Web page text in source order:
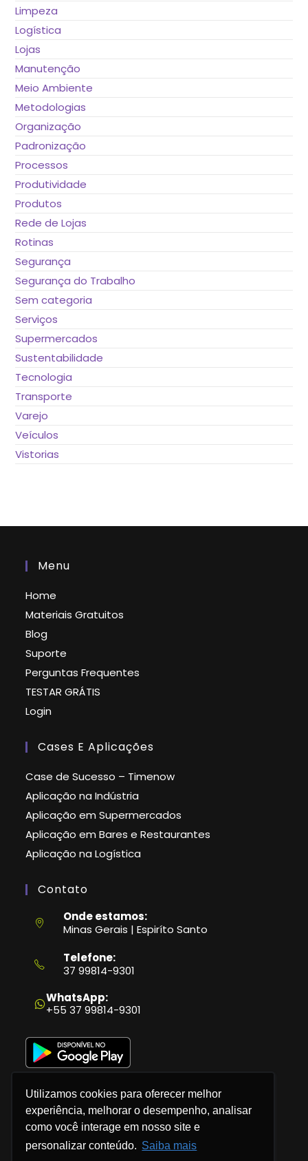
Utilizamos cookies para oferecer melhor
experiência, melhorar o desempenho, analisar
como você interage em nosso site e
personalizar conteúdo. Saiba mais
Limpeza
Logística
Lojas
Manutenção
Meio Ambiente
Metodologias
Organização
Padronização
Processos
Produtividade
Produtos
Rede de Lojas
Rotinas
Segurança
Segurança do Trabalho
Sem categoria
Serviços
Supermercados
Sustentabilidade
Tecnologia
Transporte
Varejo
Veículos
Vistorias
Menu
Home
Materiais Gratuitos
Blog
Suporte
Perguntas Frequentes
TESTAR GRÁTIS
Login
Cases E Aplicações
Case de Sucesso – Timenow
Aplicação na Indústria
Aplicação em Supermercados
Aplicação em Bares e Restaurantes
Aplicação na Logística
Contato
Onde estamos:
Minas Gerais | Espiríto Santo
Telefone:
37 99814-9301
em
seu
aplicativo
WhatsApp:
+55 37 99814-9301
Política de Privacidade